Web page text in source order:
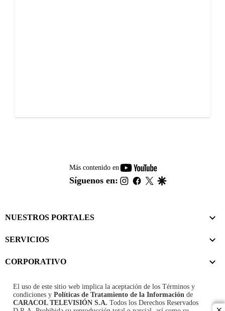
Más contenido en
youtube-
footer
Síguenos en: instagram
facebook
twitter
NUESTROS PORTALES
SERVICIOS
CORPORATIVO
El uso de este sitio web implica la aceptación de los Términos y
condiciones y Políticas de Tratamiento de la Información de
CARACOL TELEVISIÓN S.A. Todos los Derechos Reservados